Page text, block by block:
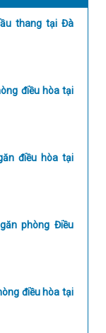
thang tại Đà
điều hòa tại
điều hòa tại
phòng Điều
điều hòa tại